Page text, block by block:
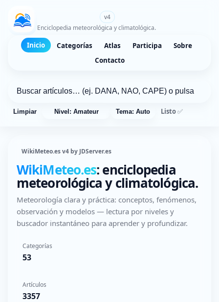
v4
Enciclopedia meteorológica y climatológica.
Inicio Categorías Atlas Participa
Sobre
Contacto
Limpiar Nivel: Amateur Tema: Auto Listo ✅
WikiMeteo.es v4 by JDServer.es
WikiMeteo.es: enciclopedia
meteorológica y climatológica.
Meteorología clara y práctica: conceptos, fenómenos,
observación y modelos — lectura por niveles y
buscador instantáneo para aprender y profundizar.
Categorías
53
Artículos
3357